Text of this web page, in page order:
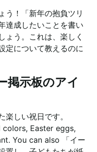
う！「新年の抱負ツリ
達成したいことを書い
ょう。これは、楽しく
定について教えるのに
掲示板のアイ
しい祝日です。
Easter eggs,
You can also
「イー